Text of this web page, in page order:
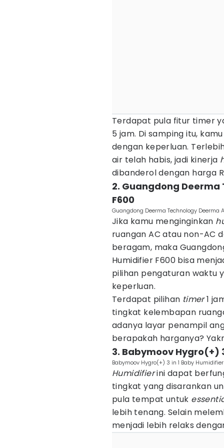
Terdapat pula fitur timer
5 jam. Di samping itu,
dengan keperluan.
air telah habis, jadi kinerja
dibanderol dengan harga
2. Guangdong
F600
Guangdong Deerma Technology
Jika kamu menginginkan
ruangan AC atau non-AC
beragam, maka
Humidifier F600 bisa
pilihan pengaturan waktu
keperluan.
Terdapat pilihan timer1
tingkat kelembapan
adanya layar penampil
berapakah harganya?
3. Babymoov Hygro(+)
Babymoov Hygro(+) 3 in 1 Baby
Humidifierini dapat
tingkat yang disarankan
pula tempat untuk
lebih tenang. Selain
menjadi lebih relaks